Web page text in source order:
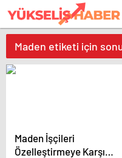
Maden etiketi için
Maden İşçileri
Özelleştirmeye Karşı